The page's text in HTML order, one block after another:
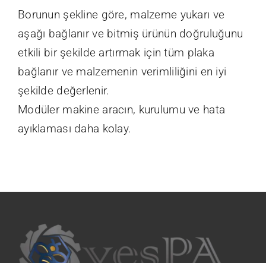
Borunun şekline göre, malzeme yukarı ve
aşağı bağlanır ve bitmiş ürünün doğruluğunu
etkili bir şekilde artırmak için tüm plaka
bağlanır ve malzemenin verimliliğini en iyi
şekilde değerlenir.
Modüler makine aracın, kurulumu ve hata
ayıklaması daha kolay.